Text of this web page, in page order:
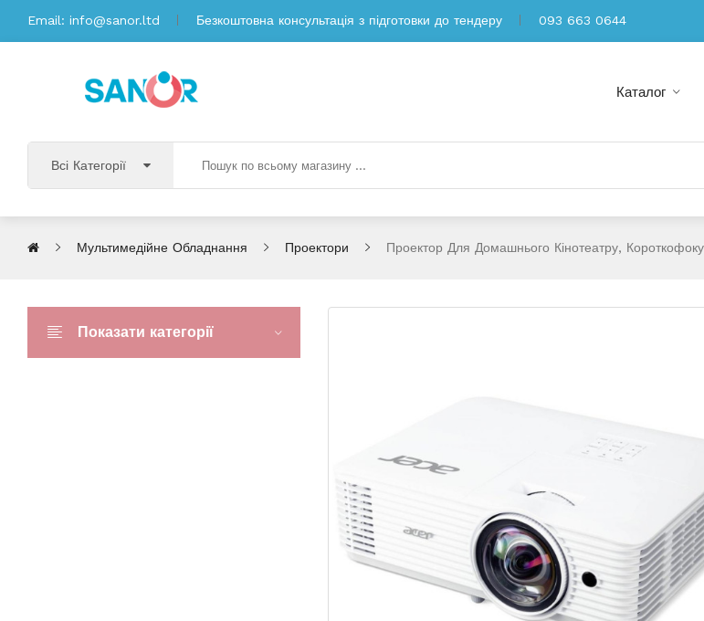
Email: info@sanor.ltd Безкоштовна консультація з підготовки до тендеру 093 663 0644
Каталог
Всі Категорії
Мультимедійне Обладнання Проектори Проектор Для Домашнього Кінотеатру,
Показати категорії